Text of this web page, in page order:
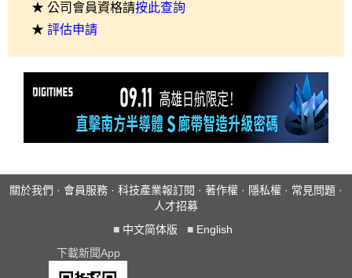
★ 公司會員資格請按此查詢
★ 評估申請
關於我們 · 會員服務 · 科技產業報訂閱 · 著作權 · 隱私權 · 常見問題 ·
人才招募
■ 中文简体版 ■ English
下載新聞App